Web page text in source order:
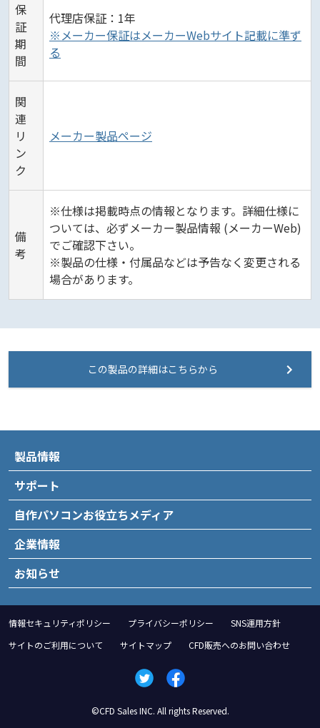
保
証
期
間
代理店保証：1年
※メーカー保証はメーカーWebサイト記載に準ず
る
関
連
リ
ン
ク
メーカー製品ページ
備
考
※仕様は掲載時点の情報となります。詳細仕様に
ついては、必ずメーカー製品情報 (メーカーWeb)
でご確認下さい。
※製品の仕様・付属品などは予告なく変更される
場合があります。
この製品の詳細はこちらから
製品情報
サポート
自作パソコンお役立ちメディア
企業情報
お知らせ
情報セキュリティポリシー プライバシーポリシー
SNS運用方針
サイトのご利用について
サイトマップ CFD販売へのお問い合わせ
©CFD Sales INC. All rights Reserved.